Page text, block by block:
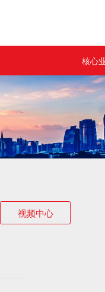
核心
小区
业务
物业
视频中心